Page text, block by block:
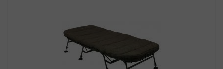
ZOBACZ PRODUKT